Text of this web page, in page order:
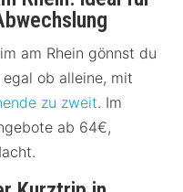
am Rhein gönnst du
ob alleine, mit
zu zweit. Im
ab 64€,